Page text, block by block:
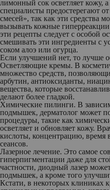
лимонный сок осветляет кожу,
специалисты предостерегают
смесей», так как эти средства
вызывать кожные
эти рецепты следует с особой
смешивать эти ингредиенты с
соком алоэ или огурца.
Если улучшений нет, то лучше
Осветляющие кремы. В
множество средств,
арбутин, антиоксиданты,
вещества, которые
делают более гладкой.
Химические пилинги. В
подмышек, дерматолог может
процедуры, такие как
осветляет и обновляет кожу.
кислоты, концентрацию, время
сеансов.
Лазерное лечение. Это самое
гиперпигментации даже для
частности, диодный лазер
подмышек, а кроме того
Кстати, в некоторых клиниках